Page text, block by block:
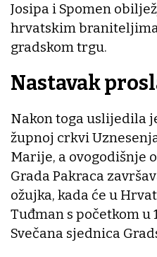
Josipa i Spomen
hrvatskim
gradskom trgu.
Nastavak
Nakon toga uslijedila
župnoj crkvi
Marije, a ovogodišnje
Grada Pakraca
ožujka, kada će u
Tuđman s početkom u
Svečana sjednica